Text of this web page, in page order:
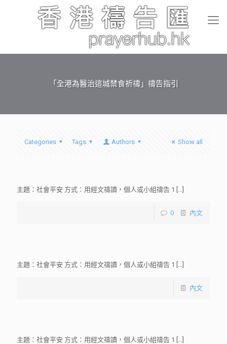
「全港為醫治這城禁食祈禱」禱告指引
Categories Tags Authors Show all
主題：社會平安 方式：用經文禱讀，個人或小組禱告 1 […]
0 內文
主題：社會平安 方式：用經文禱讀，個人或小組禱告 1 […]
內文
主題：社會平安 方式：用經文禱讀，個人或小組禱告 1 […]